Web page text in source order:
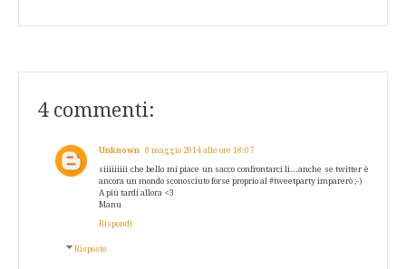
4 commenti:
Unknown 8 maggio 2014 alle ore 18:07
siiiiiiiii che bello mi piace un sacco confrontarci li...anche se twitter è
ancora un mondo sconosciuto forse proprio al #tweetparty imparerò ;-)
A più tardi allora <3
Manu
Rispondi
Risposte